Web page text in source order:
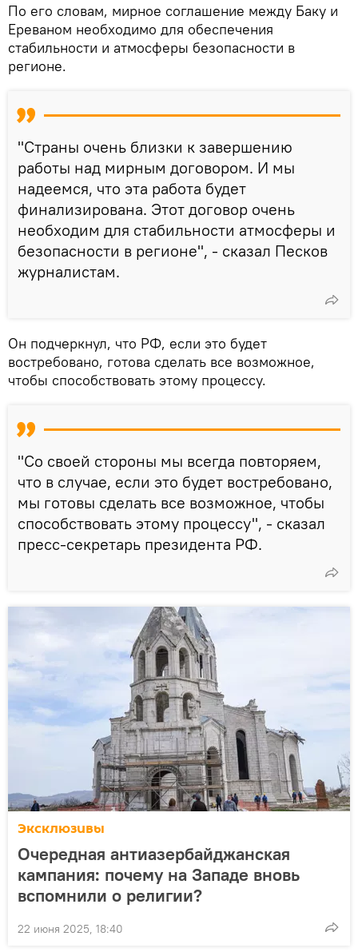
По его словам, мирное соглашение между Баку и
Ереваном необходимо для обеспечения
стабильности и атмосферы безопасности в
регионе.
"Страны очень близки к завершению
работы над мирным договором. И мы
надеемся, что эта работа будет
финализирована. Этот договор очень
необходим для стабильности атмосферы и
безопасности в регионе", - сказал Песков
журналистам.
Он подчеркнул, что РФ, если это будет
востребовано, готова сделать все возможное,
чтобы способствовать этому процессу.
"Со своей стороны мы всегда повторяем,
что в случае, если это будет востребовано,
мы готовы сделать все возможное, чтобы
способствовать этому процессу", - сказал
пресс-секретарь президента РФ.
Эксклюзивы
Очередная антиазербайджанская
кампания: почему на Западе вновь
вспомнили о религии?
22 июня 2025, 18:40